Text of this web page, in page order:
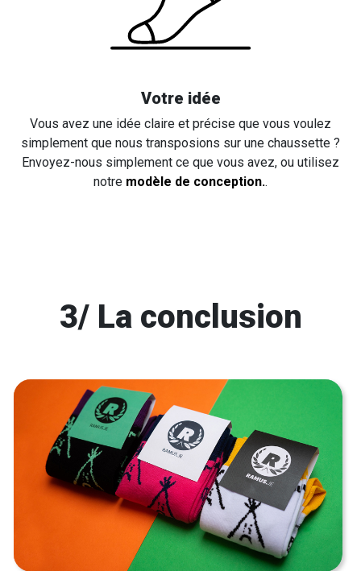
Votre idée
Vous avez une idée claire et précise que vous voulez
simplement que nous transposions sur une chaussette ?
Envoyez-nous simplement ce que vous avez, ou utilisez
notre modèle de conception..
3/ La conclusion